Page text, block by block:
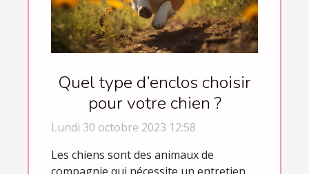
Quel type d’enclos choisir
pour votre chien ?
Lundi 30 octobre 2023 12:58
Les chiens sont des animaux de